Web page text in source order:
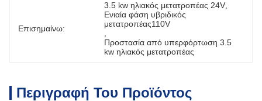
Επισημαίνω:
3.5 kw ηλιακός μετατροπέας 24V
Ενιαία φάση υβριδικός
μετατροπέας110V
Προστασία από υπερφόρτωση 3.5
kw ηλιακός μετατροπέας
Περιγραφή Του Προϊόντος